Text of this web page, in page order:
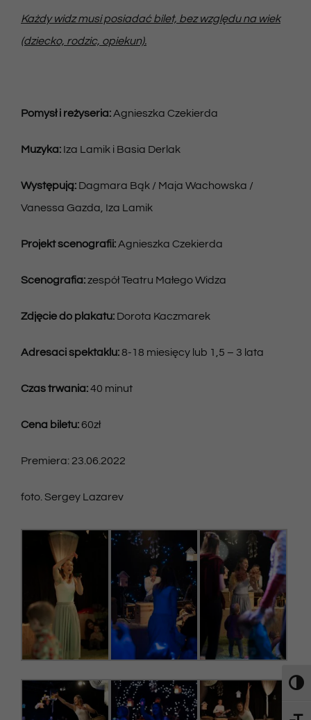
Każdy widz musi posiadać bilet, bez względu na wiek
(dziecko, rodzic, opiekun).
Pomysł i reżyseria:Agnieszka Czekierda
Muzyka: Iza Lamik i Basia Derlak
Występują: Dagmara Bąk / Maja Wachowska /
Vanessa Gazda, Iza Lamik
Projekt scenografii:Agnieszka Czekierda
Scenografia:zespół Teatru Małego Widza
Zdjęcie do plakatu: Dorota Kaczmarek
Adresaci spektaklu:8-18 miesięcy lub 1,5 – 3 lata
Czas trwania:40 minut
Cena biletu:60zł
Premiera: 23.06.2022
foto. Sergey Lazarev